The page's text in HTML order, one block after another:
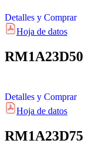
Detalles y Comprar
Hoja de datos
RM1A23D50
Detalles y Comprar
Hoja de datos
RM1A23D75